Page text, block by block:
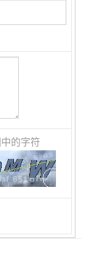
的字符